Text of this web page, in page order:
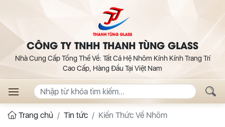
CÔNG TY TNHH THANH TÙNG GLASS
Nhà Cung Cấp Tổng Thể Về: Tất Cả Hệ Nhôm Kính Kính Trang Trí
Cao Cấp, Hàng Đầu Tại Việt Nam
Trang chủ Tin tức Kiến Thức Về Nhôm